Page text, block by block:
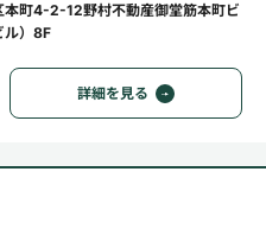
本町4-2-12野村不動産御堂筋本町ビ
ル）8F
詳細を見る